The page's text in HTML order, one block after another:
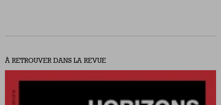
À RETROUVER DANS LA REVUE